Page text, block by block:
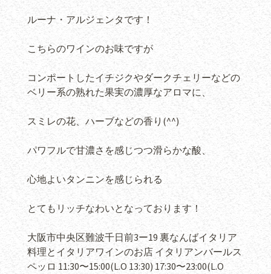
ルーナ・アルジェンタです！
こちらのワインのお味ですが
コンポートしたイチジクやダークチェリーなどの
ベリー系の熟れた果実の濃厚なアロマに、
スミレの花、ハーブなどの香り(^^)
パワフルで甘濃さを感じつつ滑らかな酸、
心地よいタンニンを感じられる
とてもリッチなわいとなっております！
大阪市中央区難波千日前3ー19 裏なんばイタリア
料理とイタリアワインのお店 イタリアンバールス
ペッロ 11:30〜15:00(L.O 13:30) 17:30〜23:00(L.O